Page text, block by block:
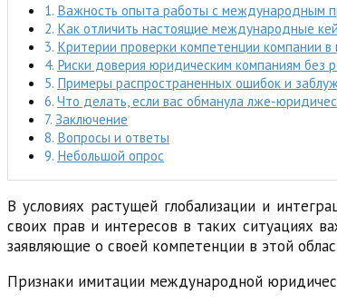
Важность опыта работы с международным
Как отличить настоящие международные
Критерии проверки компетенции компании
Риски доверия юридическим компаниям без
Примеры распространенных ошибок и
Что делать, если вас обманула лже-
Заключение
Вопросы и ответы
Небольшой опрос
В условиях растущей глобализации и
своих прав и интересов в таких ситуациях
заявляющие о своей компетенции в этой
Признаки имитации международной